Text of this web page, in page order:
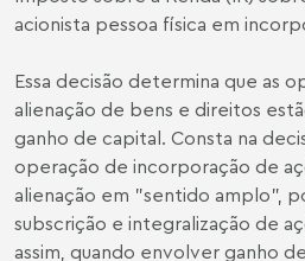
acionista pessoa física em
Essa decisão determina que as
alienação de bens e direitos
ganho de capital. Consta na
operação de incorporação de
alienação em "sentido amplo",
subscrição e integralização de
assim, quando envolver ganho